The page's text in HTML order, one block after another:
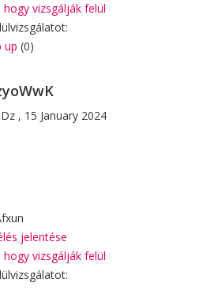
hogy vizsgálják felül
up (0)
, 15 January 2024
jelentése
hogy vizsgálják felül